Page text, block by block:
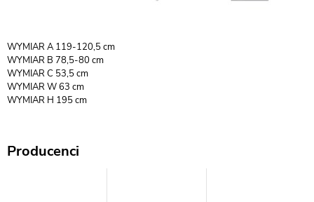
WYMIAR A 119-120,5 cm
WYMIAR B 78,5-80 cm
WYMIAR C 53,5 cm
WYMIAR W 63 cm
WYMIAR H 195 cm
Producenci